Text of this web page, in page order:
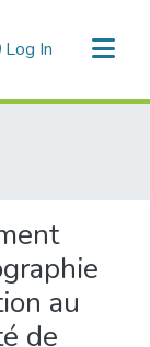
Log In (current)
au
de